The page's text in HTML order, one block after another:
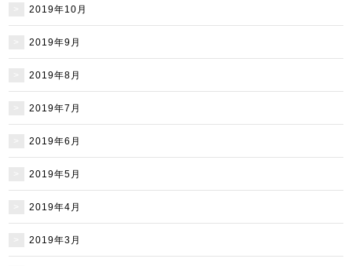
2019年10月
2019年9月
2019年8月
2019年7月
2019年6月
2019年5月
2019年4月
2019年3月